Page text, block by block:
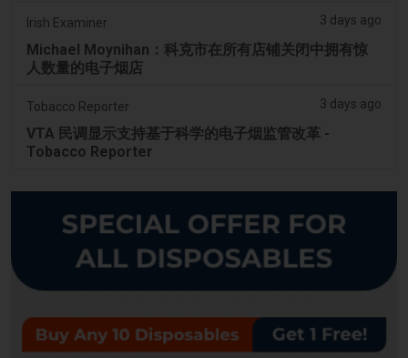
Irish Examiner 3 days ago
Michael Moynihan：科克市在所有店铺关闭中拥有惊
人数量的电子烟店
Tobacco Reporter 3 days ago
VTA 民调显示支持基于科学的电子烟监管改革 -
Tobacco Reporter